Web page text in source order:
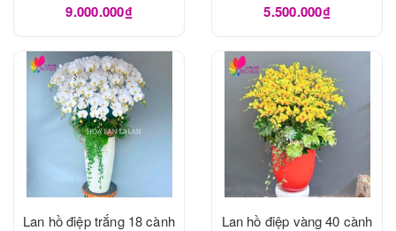
9.000.000₫ 5.500.000₫
Lan hồ điệp trắng 18 cành
Lan hồ điệp vàng 40 cành